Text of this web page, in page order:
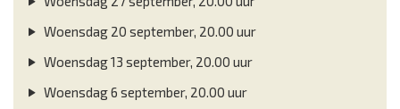
Woensdag 20 september, 20.00 uur
Woensdag 13 september, 20.00 uur
Woensdag 6 september, 20.00 uur